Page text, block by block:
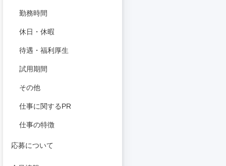
勤務時間
休日・休暇
待遇・福利厚生
試用期間
その他
仕事に関するPR
仕事の特徴
応募について